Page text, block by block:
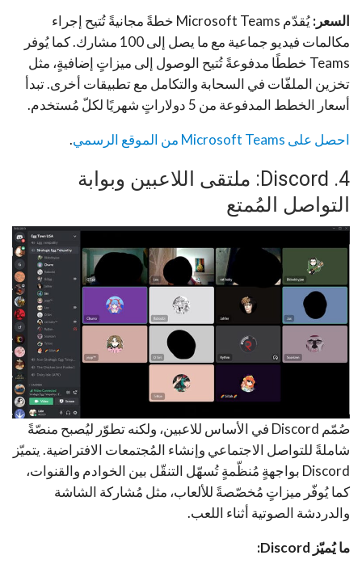
السعر:
يُقدّم Microsoft Teams خطةً مجانيةً تُتيح إجراء
مكالمات فيديو جماعية مع ما يصل إلى 100 مشارك. كما يُوفر
Teams خططًا مدفوعةً تُتيح الوصول إلى ميزاتٍ إضافيةٍ، مثل
تخزين الملفّات في السحابة والتكامل مع تطبيقات أخرى. تبدأ
أسعار الخطط المدفوعة من 5 دولاراتٍ شهريًا لكلّ مُستخدم.
احصل على Microsoft Teams من الموقع الرسمي .
4. Discord: ملتقى اللاعبين وبوابة
التواصل المُمتع
صُمّم Discord في الأساس للاعبين، ولكنه تطوّر ليُصبح منصّةً
شاملةً للتواصل الاجتماعي وإنشاء المُجتمعات الافتراضية. يتميّز
Discord بواجهةٍ مُنظّمةٍ تُسهّل التنقّل بين الخوادم والقنوات،
كما يُوفّر ميزاتٍ مُخصّصةً للألعاب، مثل مُشاركة الشاشة
والدردشة الصوتية أثناء اللعب.
ما يُميّز Discord: